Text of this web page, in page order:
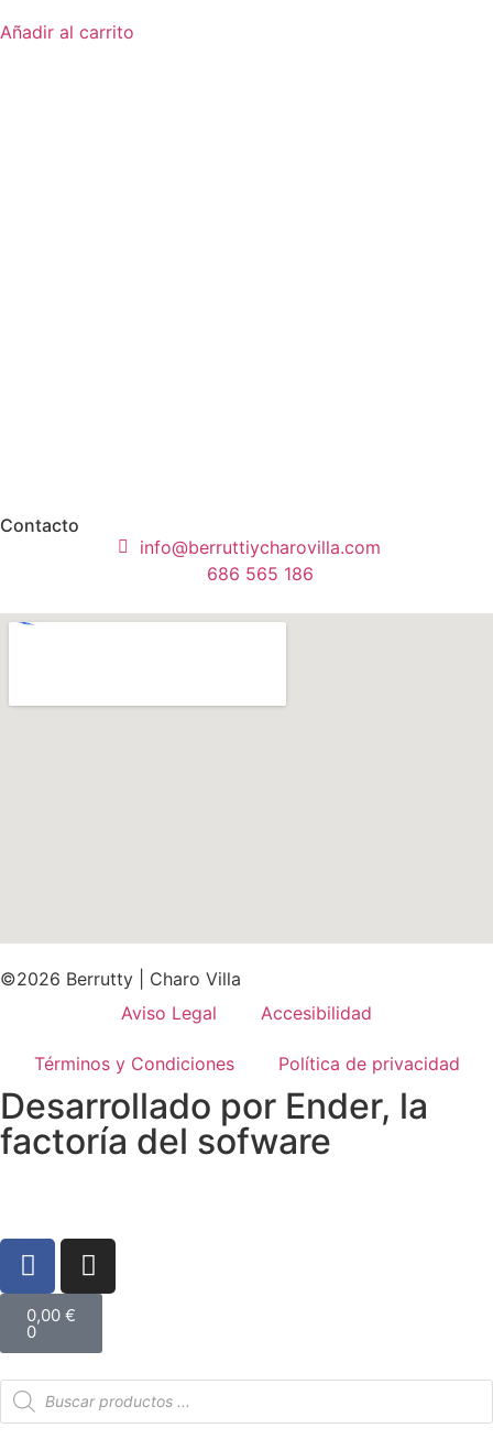
Añadir al carrito
Contacto
info@berruttiycharovilla.com
686 565 186
©2026 Berrutty | Charo Villa
Aviso Legal
Accesibilidad
Términos y Condiciones Política de privacidad
Desarrollado por Ender, la
factoría del sofware
0,00 €
0